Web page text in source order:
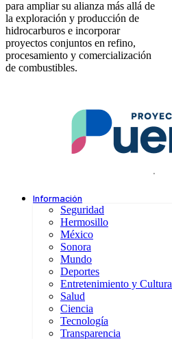
para ampliar su alianza más allá de
la exploración y producción de
hidrocarburos e incorporar
proyectos conjuntos en refino,
procesamiento y comercialización
de combustibles.
.
Información
Seguridad
Hermosillo
México
Sonora
Mundo
Deportes
Entretenimiento y Cultura
Salud
Ciencia
Tecnología
Transparencia